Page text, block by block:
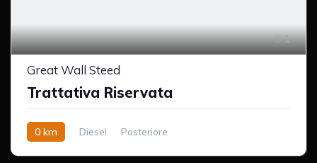
1
Great Wall Steed
Trattativa Riservata
0 km Diesel Posteriore